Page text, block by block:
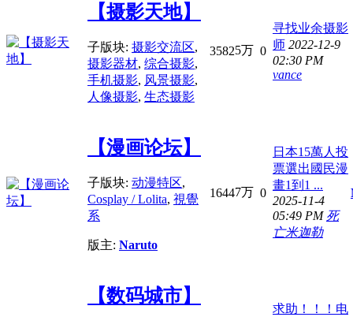
【摄影天地】
子版块: 摄影交流区,
摄影器材, 综合摄影,
手机摄影, 风景摄影,
人像摄影, 生态摄影
35825万 0
寻找业余摄影
师 2022-12-9
02:30 PM
vance
【漫画论坛】
子版块: 动漫特区,
Cosplay / Lolita, 視覺
系
版主: Naruto
16447万 0
日本15萬人投
票選出國民漫
畫1到1 ...
2025-11-4
05:49 PM 死
亡米迦勒
【数码城市】
求助！！！电